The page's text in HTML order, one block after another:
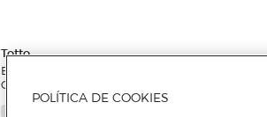
Totto
Estojo Escolar Totto Agapec com 3
Compartimentos
POLÍTICA DE COOKIES